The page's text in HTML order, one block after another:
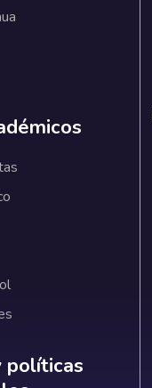
y políticas
políticas